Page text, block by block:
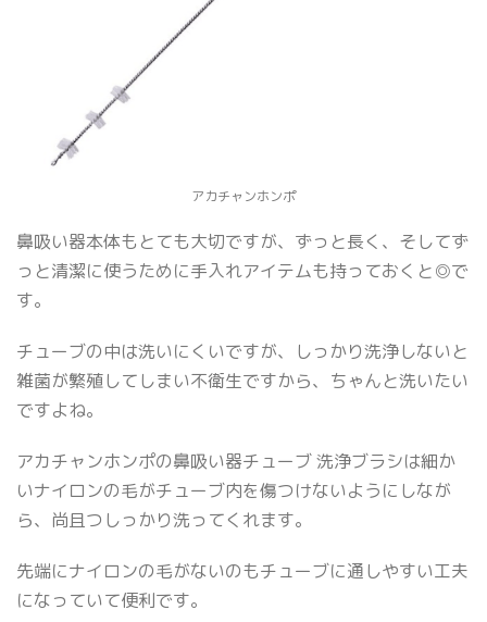
アカチャンホンポ
鼻吸い器本体もとても大切ですが、ずっと長く、そしてず
っと清潔に使うために手入れアイテムも持っておくと◎で
す。
チューブの中は洗いにくいですが、しっかり洗浄しないと
雑菌が繁殖してしまい不衛生ですから、ちゃんと洗いたい
ですよね。
アカチャンホンポの鼻吸い器チューブ 洗浄ブラシは細か
いナイロンの毛がチューブ内を傷つけないようにしなが
ら、尚且つしっかり洗ってくれます。
先端にナイロンの毛がないのもチューブに通しやすい工夫
になっていて便利です。